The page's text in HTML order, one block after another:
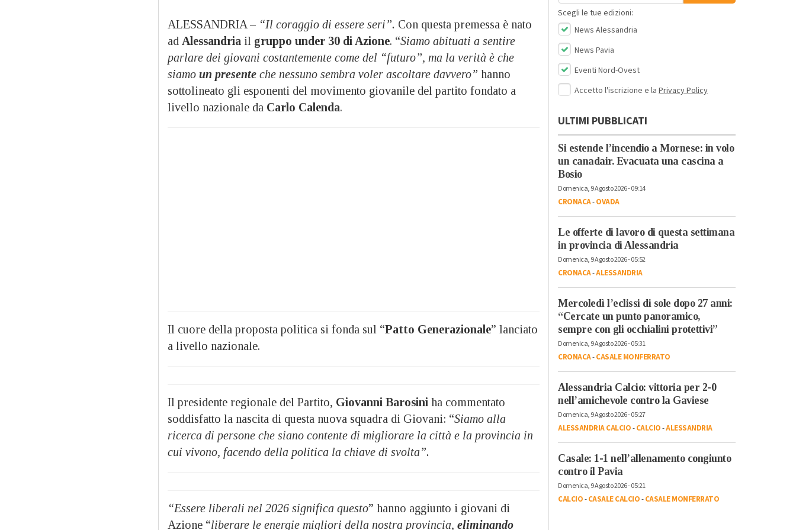
ALESSANDRIA – “Il coraggio di essere seri”. Con questa premessa è nato
ad Alessandria il gruppo under 30 di Azione. “Siamo abituati a sentire
parlare dei giovani costantemente come del “futuro”, ma la verità è che
siamo un presente che nessuno sembra voler ascoltare davvero” hanno
sottolineato gli esponenti del movimento giovanile del partito fondato a
livello nazionale da Carlo Calenda.
Il cuore della proposta politica si fonda sul “Patto Generazionale” lanciato
a livello nazionale.
Il presidente regionale del Partito, Giovanni Barosini ha commentato
soddisfatto la nascita di questa nuova squadra di Giovani: “Siamo alla
ricerca di persone che siano contente di migliorare la città e la provincia in
cui vivono, facendo della politica la chiave di svolta”.
“Essere liberali nel 2026 significa questo” hanno aggiunto i giovani di
Azione “liberare le energie migliori della nostra provincia, eliminando
Scegli le tue edizioni:
News Alessandria
News Pavia
Eventi Nord-Ovest
Accetto l'iscrizione e la Privacy Policy
ULTIMI PUBBLICATI
Si estende l’incendio a Mornese: in volo
un canadair. Evacuata una cascina a
Bosio
Domenica, 9 Agosto 2026 - 09:14
CRONACA-OVADA
Le offerte di lavoro di questa settimana
in provincia di Alessandria
Domenica, 9 Agosto 2026 - 05:52
CRONACA-ALESSANDRIA
Mercoledì l’eclissi di sole dopo 27 anni:
“Cercate un punto panoramico,
sempre con gli occhialini protettivi”
Domenica, 9 Agosto 2026 - 05:31
CRONACA-CASALE MONFERRATO
Alessandria Calcio: vittoria per 2-0
nell’amichevole contro la Gaviese
Domenica, 9 Agosto 2026 - 05:27
ALESSANDRIA CALCIO-CALCIO-ALESSANDRIA
Casale: 1-1 nell’allenamento congiunto
contro il Pavia
Domenica, 9 Agosto 2026 - 05:21
CALCIO-CASALE CALCIO-CASALE MONFERRATO